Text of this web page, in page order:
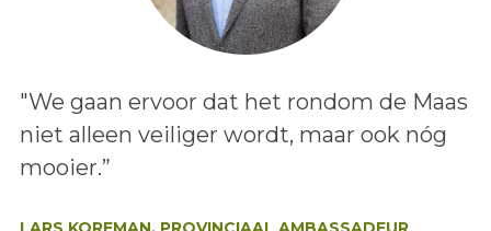
Lees het bericht:
"We gaan ervoor dat het rondom de Maas
niet alleen veiliger wordt, maar ook nóg
mooier.”